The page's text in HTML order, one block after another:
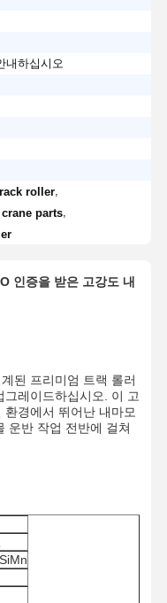
내하십시오
roller
parts
인증을 받은 고강도 내
된 프리미엄 트랙 롤러
레이드하십시오. 이 고
경에서 뛰어난 내마모
운반 작업 전반에 걸쳐